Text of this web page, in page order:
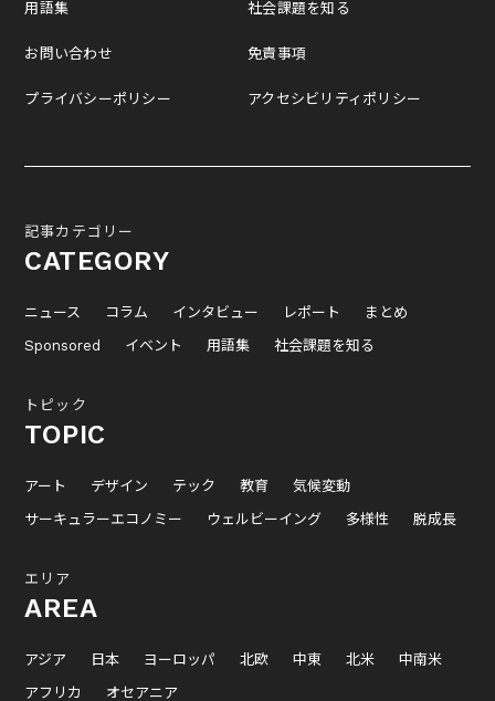
用語集
お問い合わせ
プライバシーポリシー
社会課題を知る
免責事項
アクセシビリティポリシー
記事カテゴリー
CATEGORY
ニュース コラム インタビュー レポート
まとめ
Sponsored
イベント 用語集 社会課題を知る
トピック
TOPIC
アート デザイン テック 教育
気候変動
サーキュラーエコノミー
ウェルビーイング 多様性 脱成長
エリア
AREA
アジア 日本 ヨーロッパ 北欧 中東 北米
中南米
アフリカ
オセアニア